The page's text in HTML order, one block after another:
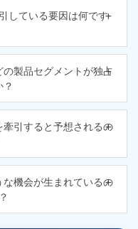
している要因は何です
製品セグメントが独占
？
引すると予想されるの
機会が生まれているの